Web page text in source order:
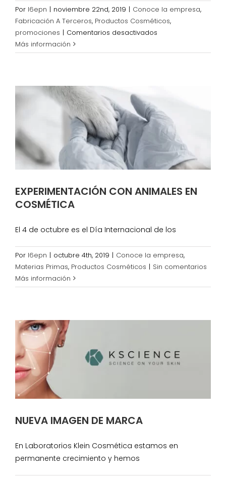
Por l6epn | noviembre 22nd, 2019 | Conoce la empresa,
Fabricación A Terceros, Productos Cosméticos,
promociones | Comentarios desactivados
FRIDAY
ESCAPAR!
Más información
EXPERIMENTACIÓN CON ANIMALES EN
COSMÉTICA
El 4 de octubre es el Día Internacional de los
Por l6epn | octubre 4th, 2019 | Conoce la empresa,
Materias Primas, Productos Cosméticos | Sin comentarios
Más información
NUEVA IMAGEN DE MARCA
En Laboratorios Klein Cosmética estamos en
permanente crecimiento y hemos